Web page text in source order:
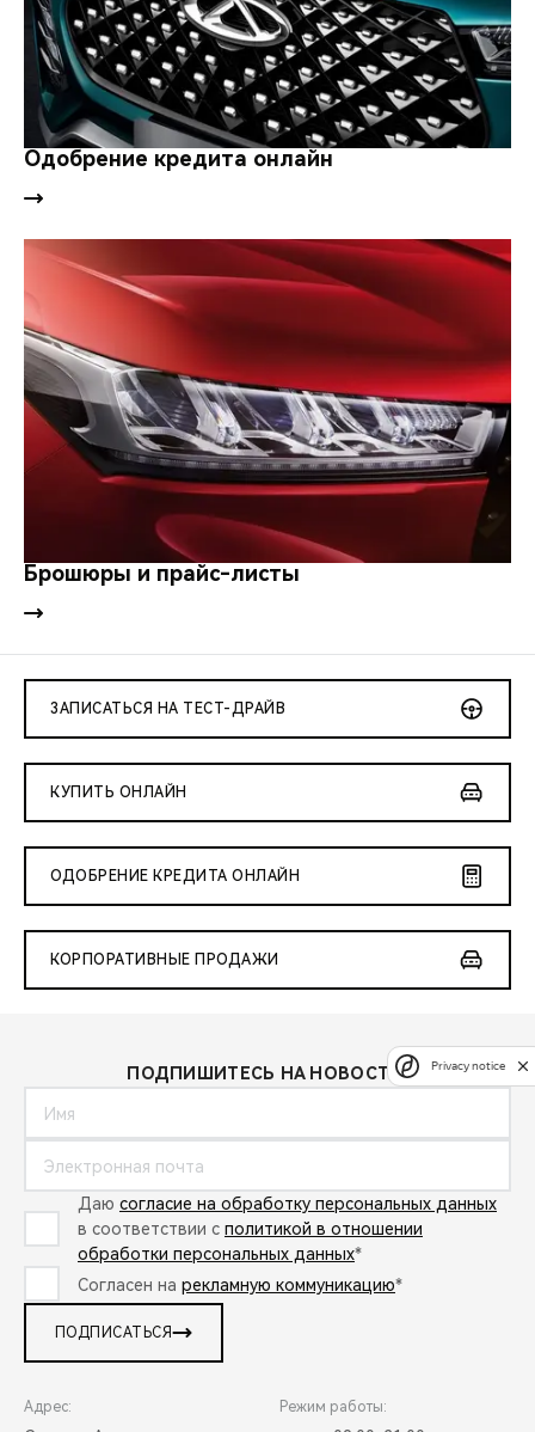
Одобрение кредита онлайн
Брошюры и прайс-листы
ЗАПИСАТЬСЯ НА ТЕСТ-ДРАЙВ
КУПИТЬ ОНЛАЙН
ОДОБРЕНИЕ КРЕДИТА ОНЛАЙН
КОРПОРАТИВНЫЕ ПРОДАЖИ
ПОДПИШИТЕСЬ НА НОВОСТИ:
Даю согласие на обработку персональных данных
в соответствии с политикой в отношении
обработки персональных данных*
Согласен на рекламную коммуникацию*
ПОДПИСАТЬСЯ
Адрес: Режим работы:
Privacy notice